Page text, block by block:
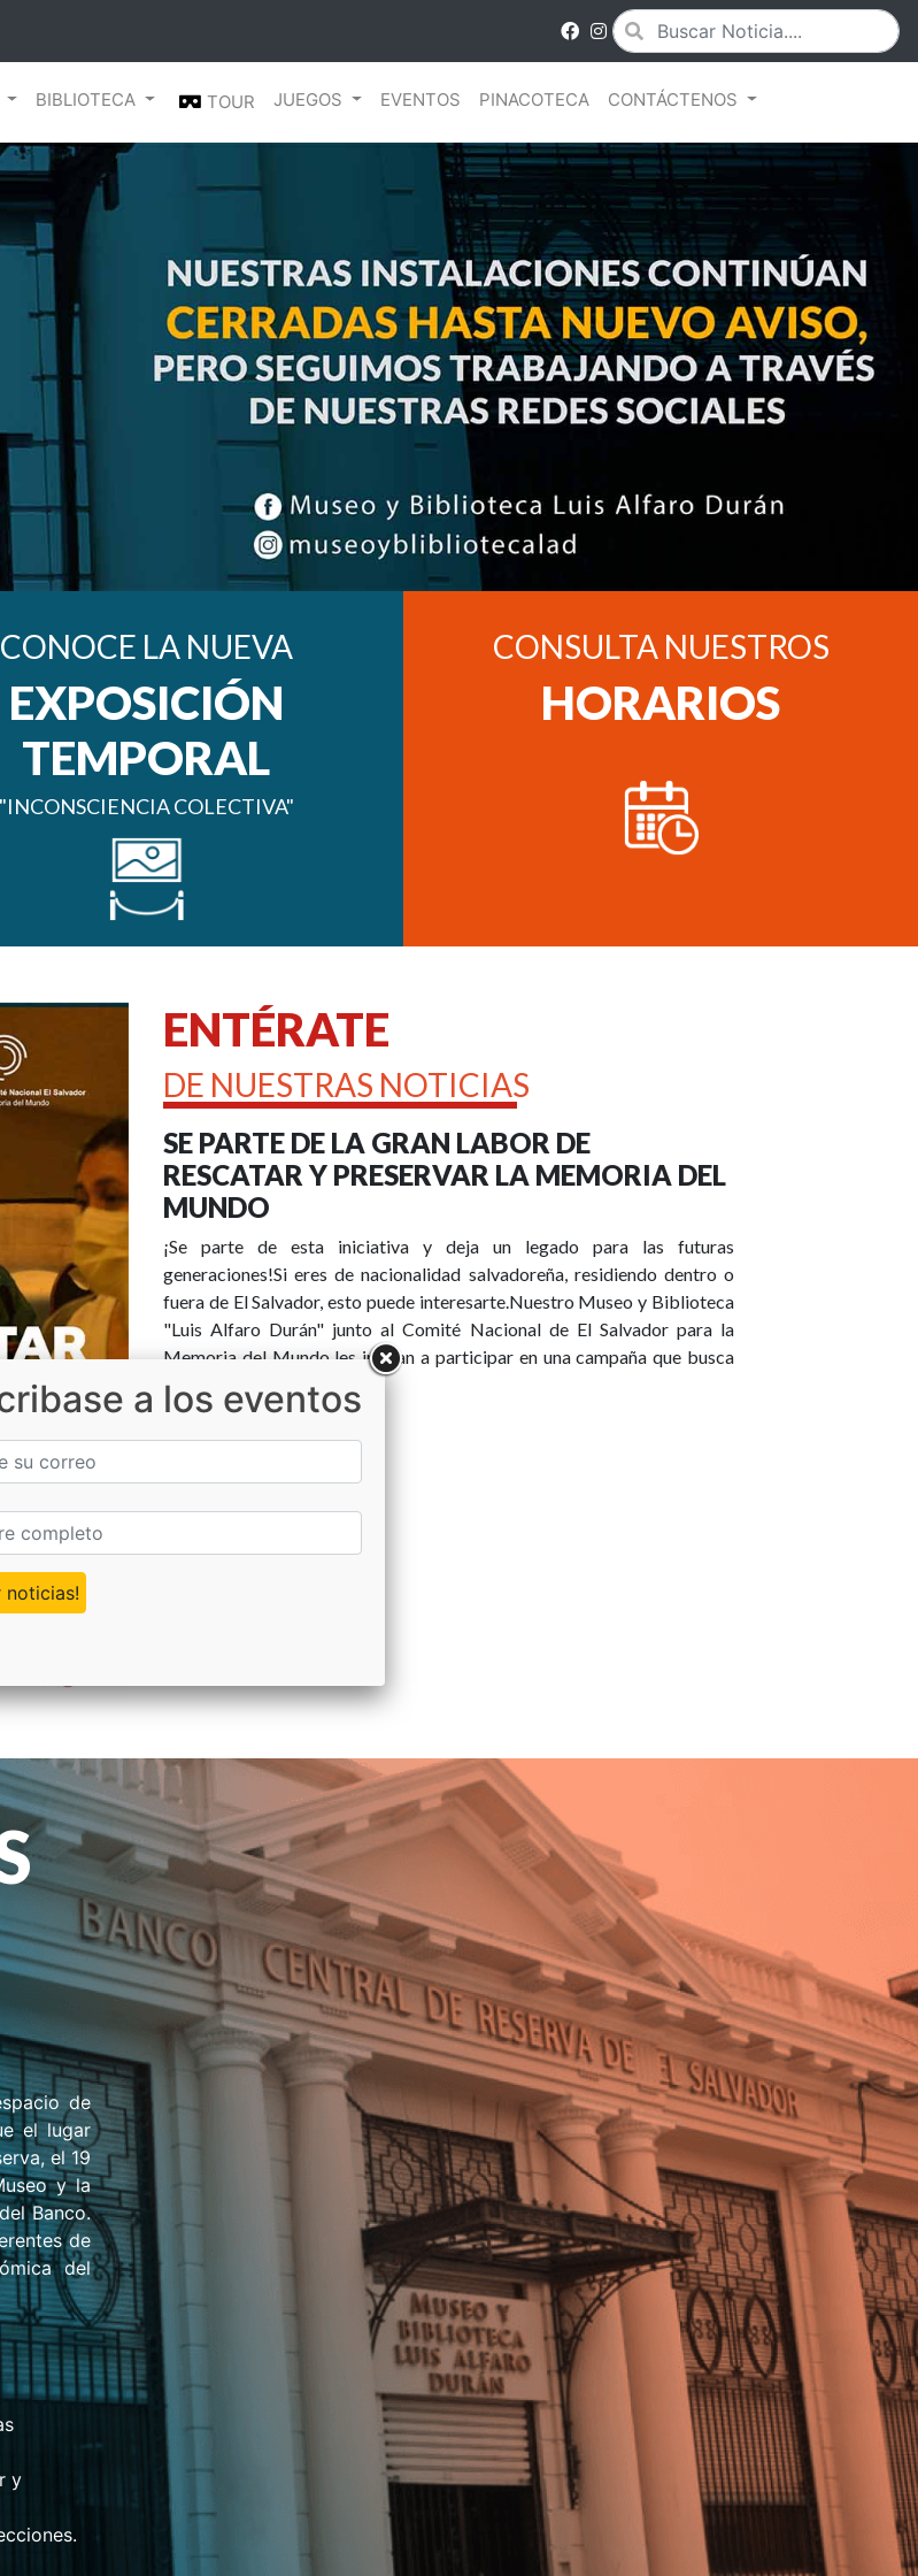
BIBLIOTECA TOUR JUEGOS EVENTOS PINACOTECA CONTÁCTENOS
CONOCE LA NUEVA
EXPOSICIÓN
TEMPORAL
"INCONSCIENCIA COLECTIVA"
CONSULTA NUESTROS
HORARIOS
ENTÉRATE
DE NUESTRAS NOTICIAS
SE PARTE DE LA GRAN LABOR DE
RESCATAR Y PRESERVAR LA MEMORIA DEL
MUNDO
¡Se parte de esta iniciativa y deja un legado para las futuras
generaciones!Si eres de nacionalidad salvadoreña, residiendo dentro o
fuera de El Salvador, esto puede interesarte.Nuestro Museo y Biblioteca
"Luis Alfaro Durán" junto al Comité Nacional de El Salvador para la
Memoria del Mundo les invitan a participar en una campaña que busca
resc...
VER MÁS
de
el lugar
el 19
y la
Banco.
de
del
y
a los eventos
noticias!